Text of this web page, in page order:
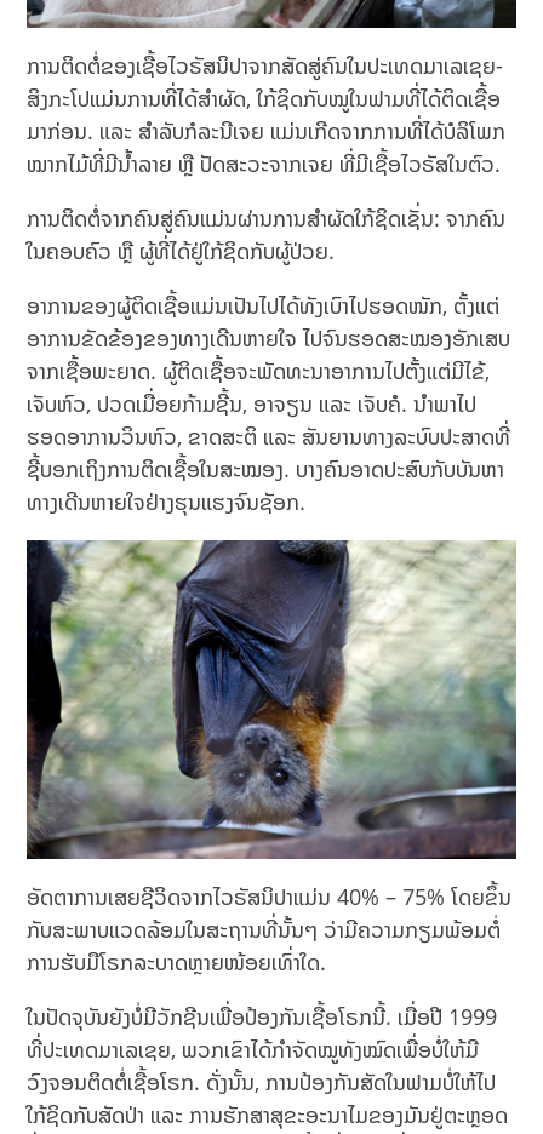
ການຕິດຕໍ່ຂອງເຊື້ອໄວຣັສນິປາຈາກສັດສູ່ຄົນໃນປະເທດມາເລເຊຍ-
ສິງກະໂປແມ່ນການທີ່ໄດ້ສຳຜັດ, ໃກ້ຊິດກັບໝູໃນຟາມທີ່ໄດ້ຕິດເຊື້ອ
ມາກ່ອນ. ແລະ ສຳລັບກໍລະນີເຈຍ ແມ່ນເກີດຈາກການທີ່ໄດ້ບໍລິໂພກ
ໝາກໄມ້ທີ່ມີນ້ຳລາຍ ຫຼື ປັດສະວະຈາກເຈຍ ທີ່ມີເຊື້ອໄວຣັສໃນຕົວ.
ການຕິດຕໍ່ຈາກຄົນສູ່ຄົນແມ່ນຜ່ານການສຳຜັດໃກ້ຊິດເຊັ່ນ: ຈາກຄົນ
ໃນຄອບຄົວ ຫຼື ຜູ້ທີ່ໄດ້ຢູ່ໃກ້ຊິດກັບຜູ້ປ່ວຍ.
ອາການຂອງຜູ້ຕິດເຊື້ອແມ່ນເປັນໄປໄດ້ທັງເບົາໄປຮອດໜັກ, ຕັ້ງແຕ່
ອາການຂັດຂ້ອງຂອງທາງເດີນຫາຍໃຈ ໄປຈົນຮອດສະໝອງອັກເສບ
ຈາກເຊື້ອພະຍາດ. ຜູ້ຕິດເຊື້ອຈະພັດທະນາອາການໄປຕັ້ງແຕ່ມີໄຂ້,
ເຈັບຫົວ, ປວດເມື່ອຍກ້າມຊີ້ນ, ອາຈຽນ ແລະ ເຈັບຄໍ. ນຳພາໄປ
ຮອດອາການວິນຫົວ, ຂາດສະຕິ ແລະ ສັນຍານທາງລະບົບປະສາດທີ່
ຊີ້ບອກເຖິງການຕິດເຊື້ອໃນສະໝອງ. ບາງຄົນອາດປະສົບກັບບັນຫາ
ທາງເດີນຫາຍໃຈຢ່າງຮຸນແຮງຈົນຊັອກ.
ອັດຕາການເສຍຊີວິດຈາກໄວຣັສນິປາແມ່ນ 40% – 75% ໂດຍຂຶ້ນ
ກັບສະພາບແວດລ້ອມໃນສະຖານທີ່ນັ້ນໆ ວ່າມີຄວາມກຽມພ້ອມຕໍ່
ການຮັບມືໂຣກລະບາດຫຼາຍໜ້ອຍເທົ່າໃດ.
ໃນປັດຈຸບັນຍັງບໍ່ມີວັກຊີນເພື່ອປ້ອງກັນເຊື້ອໂຣກນີ້. ເມື່ອປີ 1999
ທີ່ປະເທດມາເລເຊຍ, ພວກເຂົາໄດ້ກຳຈັດໝູທັງໝົດເພື່ອບໍ່ໃຫ້ມີ
ວົງຈອນຕິດຕໍ່ເຊື້ອໂຣກ. ດັ່ງນັ້ນ, ການປ້ອງກັນສັດໃນຟາມບໍ່ໃຫ້ໄປ
ໃກ້ຊິດກັບສັດປ່າ ແລະ ການຮັກສາສຸຂະອະນາໄມຂອງມັນຢູ່ຕະຫຼອດ